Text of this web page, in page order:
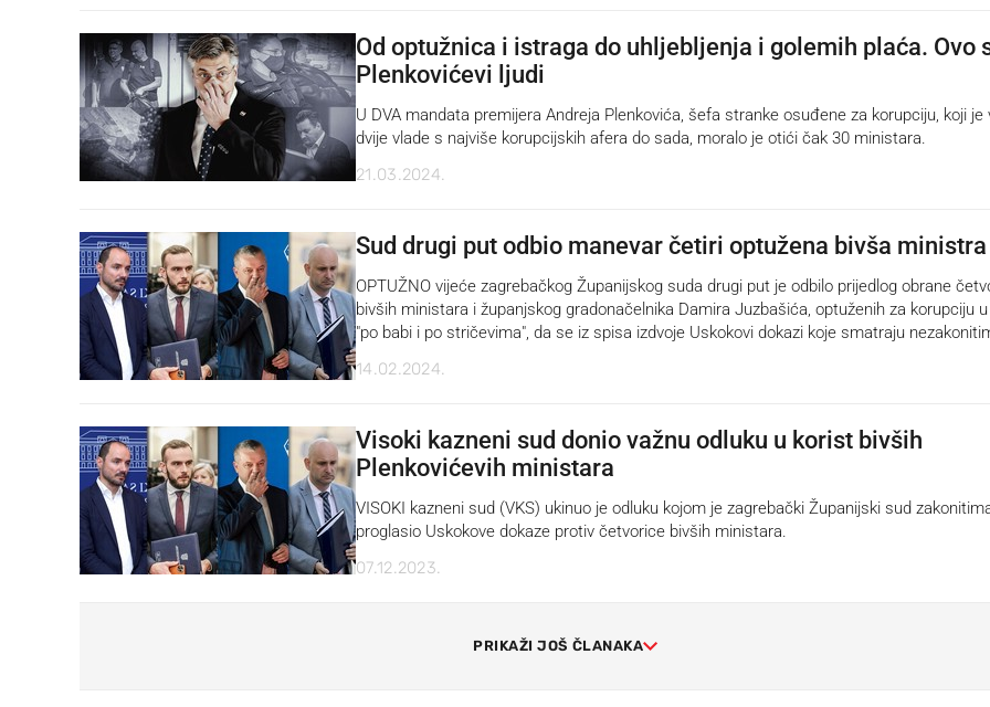
Od optužnica i istraga do uhljebljenja i golemih plaća. Ovo
Plenkovićevi ljudi
U DVA mandata premijera Andreja Plenkovića, šefa stranke osuđene za korupciju, koji je
dvije vlade s najviše korupcijskih afera do sada, moralo je otići čak 30 ministara.
21.03.2024.
Sud drugi put odbio manevar četiri optužena bivša ministra
OPTUŽNO vijeće zagrebačkog Županijskog suda drugi put je odbilo prijedlog obrane
bivših ministara i županjskog gradonačelnika Damira Juzbašića, optuženih za korupciju
"po babi i po stričevima", da se iz spisa izdvoje Uskokovi dokazi koje smatraju
14.02.2024.
Visoki kazneni sud donio važnu odluku u korist bivših
Plenkovićevih ministara
VISOKI kazneni sud (VKS) ukinuo je odluku kojom je zagrebački Županijski sud
proglasio Uskokove dokaze protiv četvorice bivših ministara.
07.12.2023.
PRIKAŽI JOŠ ČLANAKA